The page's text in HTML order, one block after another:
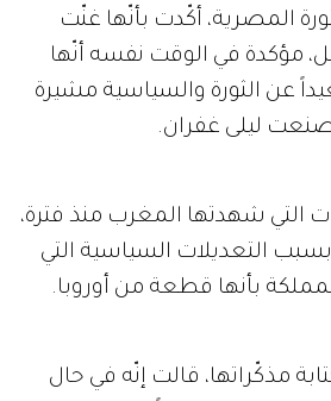
المصرية، أكّدت بأنّها غنّت
مؤكدة في الوقت نفسه أنّها
عن الثورة والسياسية مشيرة
ليلى غفران.
التي شهدتها المغرب منذ فترة،
التعديلات السياسية التي
بأنها قطعة من أوروبا.
مذكّراتها، قالت إنّه في حال